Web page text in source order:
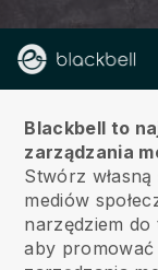
Blackbell to
zarządzania
Stwórz
mediów
narzędziem
aby promować